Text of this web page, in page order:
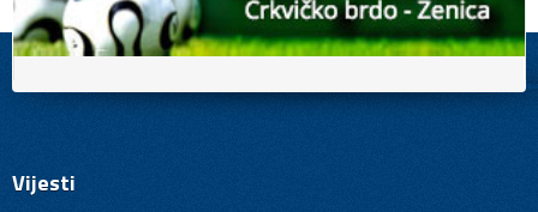
Vijesti